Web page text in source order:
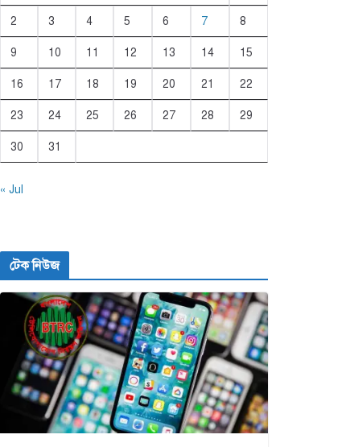
2 3 4 5 6 7 8
9 10 11 12 13 14 15
16 17 18 19 20 21 22
23 24 25 26 27 28 29
30 31
« Jul
টেক নিউজ